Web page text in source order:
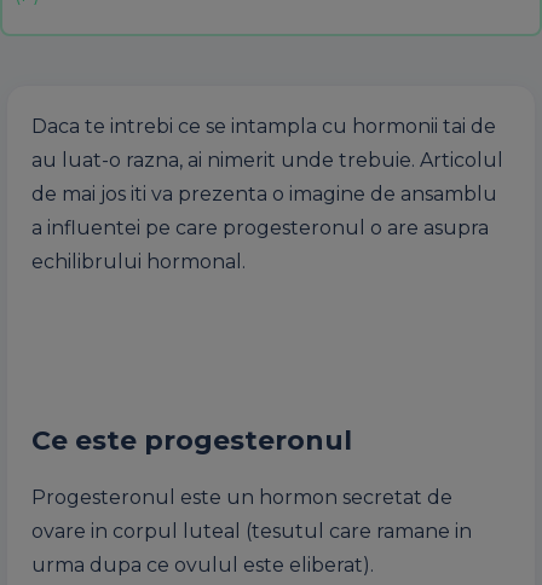
Daca te intrebi ce se intampla cu hormonii tai de
au luat-o razna, ai nimerit unde trebuie. Articolul
de mai jos iti va prezenta o imagine de ansamblu
a influentei pe care progesteronul o are asupra
echilibrului hormonal.
Ce este progesteronul
Progesteronul este un hormon secretat de
ovare in corpul luteal (tesutul care ramane in
urma dupa ce ovulul este eliberat).